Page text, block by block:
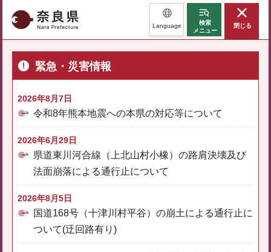
奈良県 Language
検索
メニュー
閉じる
緊急・災害情報
2026年8月7日
令和8年熊本地震への本県の対応等について
2026年6月29日
県道東川河合線（上北山村小橡）の路肩決壊及び
法面崩落による通行止について
2026年8月5日
国道168号（十津川村平谷）の崩土による通行止に
ついて(迂回路有り)